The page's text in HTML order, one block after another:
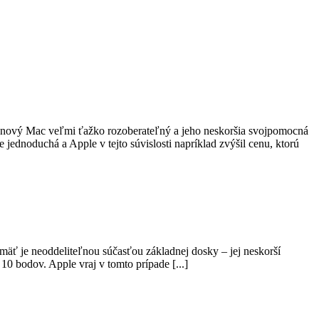
Mac veľmi ťažko rozoberateľný a jeho neskoršia svojpomocná
jednoduchá a Apple v tejto súvislosti napríklad zvýšil cenu, ktorú
je neoddeliteľnou súčasťou základnej dosky – jej neskorší
bodov. Apple vraj v tomto prípade [...]